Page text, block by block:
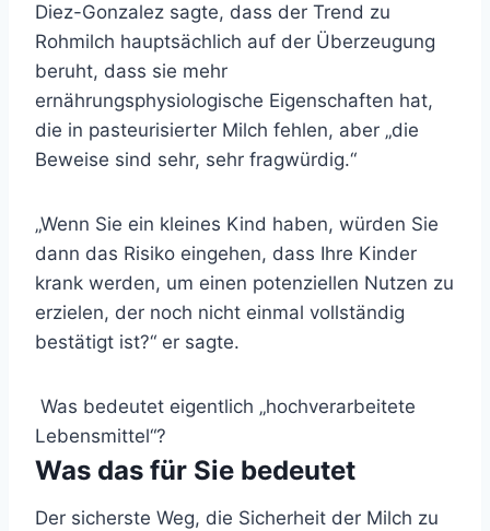
Diez-Gonzalez sagte, dass der Trend zu
Rohmilch hauptsächlich auf der Überzeugung
beruht, dass sie mehr
ernährungsphysiologische Eigenschaften hat,
die in pasteurisierter Milch fehlen, aber „die
Beweise sind sehr, sehr fragwürdig.“
„Wenn Sie ein kleines Kind haben, würden Sie
dann das Risiko eingehen, dass Ihre Kinder
krank werden, um einen potenziellen Nutzen zu
erzielen, der noch nicht einmal vollständig
bestätigt ist?“ er sagte.
Was bedeutet eigentlich „hochverarbeitete
Lebensmittel“?
Was das für Sie bedeutet
Der sicherste Weg, die Sicherheit der Milch zu